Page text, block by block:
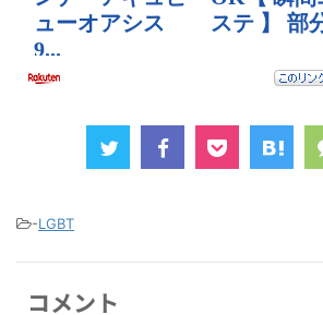
-LGBT
コメント